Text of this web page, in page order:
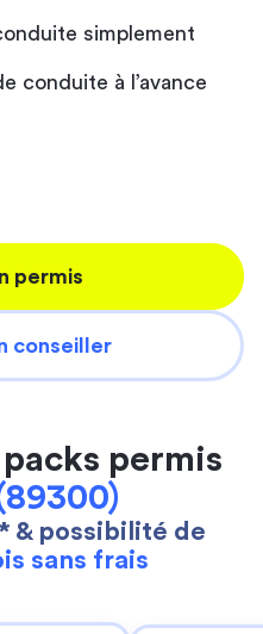
simplement
conduite à l’avance
permis
conseiller
permis
* & possibilité de
sans frais